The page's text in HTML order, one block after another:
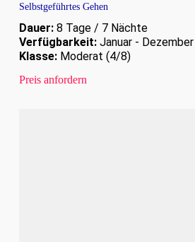
Selbstgeführtes Gehen
Dauer:8 Tage / 7 Nächte
Verfügbarkeit:Januar - Dezember
Klasse:Moderat (4/8)
Preis anfordern